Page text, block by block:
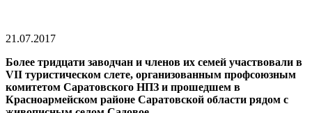
21.07.2017
Более тридцати заводчан и членов их семей участвовали в
VII туристическом слете, организованным профсоюзным
комитетом Саратовского НПЗ и прошедшем в
Красноармейском районе Саратовской области рядом с